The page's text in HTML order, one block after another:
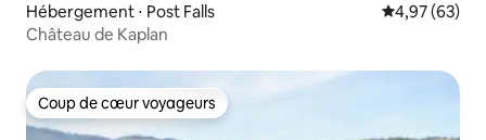
Hébergement ⋅ Post Falls Évaluation
4,97 (63)
Château de Kaplan
Coup de cœur voyageurs
Coup de cœur voyageurs